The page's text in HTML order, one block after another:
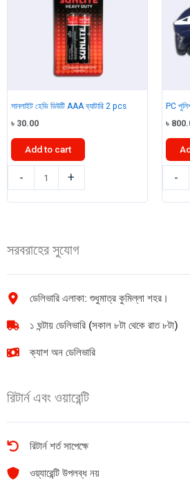
সানলাইট হেভি ডিউটি ​​AAA ব্যাটারি 2 pcs
৳ 30.00
Add to cart
-
হেভি
ডিউটি
ব্যাটারি
quantity
+
PC
৳
-
পুলিশ
গাড়ি
সরবরাহের সুযোগ
ডেলিভারি এলাকা: শুধুমাত্র কুমিল্লা শহর।
১ ঘন্টায় ডেলিভারি (সকাল ৮টা থেকে রাত ৮টা)
ক্যাশ অন ডেলিভারি
রিটার্ন এবং ওয়ারেন্টি
রিটার্ন শর্ত সাপেক্ষে
ওয়্যারেন্টি উপলব্ধ নয়